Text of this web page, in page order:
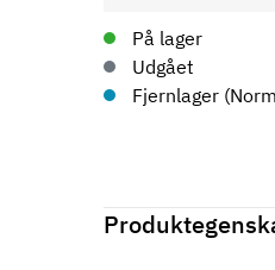
På lager
Udgået
Fjernlager